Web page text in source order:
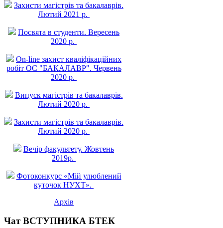
Захисти магістрів та бакалаврів.
Лютий 2021 р.
Посвята в студенти. Вересень
2020 р.
On-line захист квалiфiкацiйних
робiт ОС "БАКАЛАВР". Червень
2020 р.
Випуск магістрів та бакалаврів.
Лютий 2020 р.
Захисти магістрів та бакалаврів.
Лютий 2020 р.
Вечір факультету. Жовтень
2019р.
Фотоконкурс «Мій улюблений
куточок НУХТ».
Архів
Чат ВСТУПНИКА БТЕК